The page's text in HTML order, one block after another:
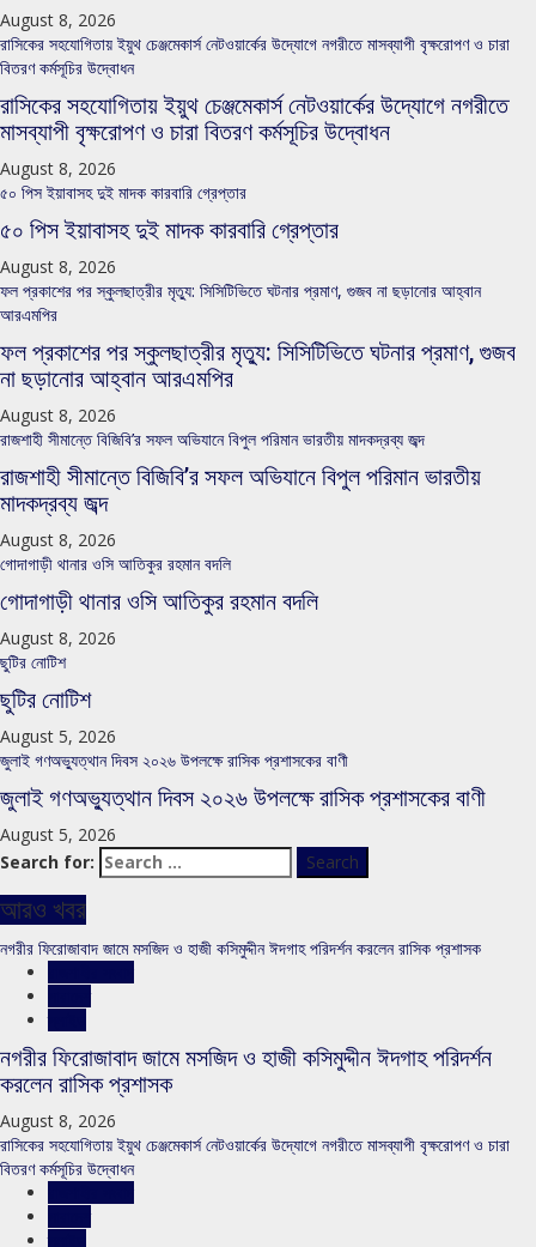
August 8, 2026
রাসিকের সহযোগিতায় ইয়ুথ চেঞ্জমেকার্স নেটওয়ার্কের উদ্যোগে নগরীতে মাসব্যাপী বৃক্ষরোপণ ও চারা
বিতরণ কর্মসূচির উদ্বোধন
রাসিকের সহযোগিতায় ইয়ুথ চেঞ্জমেকার্স নেটওয়ার্কের উদ্যোগে নগরীতে
মাসব্যাপী বৃক্ষরোপণ ও চারা বিতরণ কর্মসূচির উদ্বোধন
August 8, 2026
৫০ পিস ইয়াবাসহ দুই মাদক কারবারি গ্রেপ্তার
৫০ পিস ইয়াবাসহ দুই মাদক কারবারি গ্রেপ্তার
August 8, 2026
ফল প্রকাশের পর স্কুলছাত্রীর মৃত্যু: সিসিটিভিতে ঘটনার প্রমাণ, গুজব না ছড়ানোর আহ্বান
আরএমপির
ফল প্রকাশের পর স্কুলছাত্রীর মৃত্যু: সিসিটিভিতে ঘটনার প্রমাণ, গুজব
না ছড়ানোর আহ্বান আরএমপির
August 8, 2026
রাজশাহী সীমান্তে বিজিবি’র সফল অভিযানে বিপুল পরিমান ভারতীয় মাদকদ্রব্য জব্দ
রাজশাহী সীমান্তে বিজিবি’র সফল অভিযানে বিপুল পরিমান ভারতীয়
মাদকদ্রব্য জব্দ
August 8, 2026
গোদাগাড়ী থানার ওসি আতিকুর রহমান বদলি
গোদাগাড়ী থানার ওসি আতিকুর রহমান বদলি
August 8, 2026
ছুটির নোটিশ
ছুটির নোটিশ
August 5, 2026
জুলাই গণঅভ্যুত্থান দিবস ২০২৬ উপলক্ষে রাসিক প্রশাসকের বাণী
জুলাই গণঅভ্যুত্থান দিবস ২০২৬ উপলক্ষে রাসিক প্রশাসকের বাণী
August 5, 2026
Search for:
আরও খবর
নগরীর ফিরোজাবাদ জামে মসজিদ ও হাজী কসিমুদ্দীন ঈদগাহ পরিদর্শন করলেন রাসিক প্রশাসক
নগরীর ফিরোজাবাদ জামে মসজিদ ও হাজী কসিমুদ্দীন ঈদগাহ পরিদর্শন
করলেন রাসিক প্রশাসক
August 8, 2026
রাসিকের সহযোগিতায় ইয়ুথ চেঞ্জমেকার্স নেটওয়ার্কের উদ্যোগে নগরীতে মাসব্যাপী বৃক্ষরোপণ ও চারা
বিতরণ কর্মসূচির উদ্বোধন